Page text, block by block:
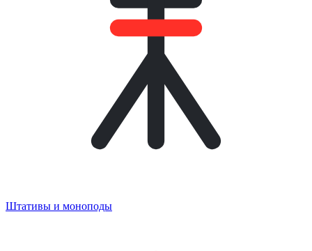
Штативы и моноподы